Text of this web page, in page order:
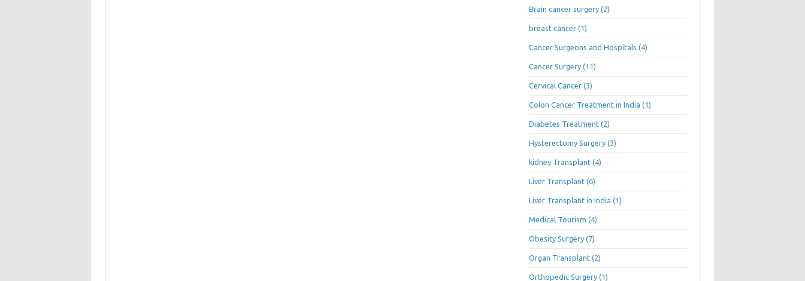
Brain cancer surgery(2)
breast cancer(1)
Cancer Surgeons and Hospitals (4)
Cancer Surgery(11)
Cervical Cancer(3)
Colon Cancer Treatment in India (1)
Diabetes Treatment(2)
Hysterectomy Surgery(3)
kidney Transplant(4)
Liver Transplant(6)
Liver Transplant in India (1)
Medical Tourism (4)
Obesity Surgery(7)
Organ Transplant(2)
Orthopedic Surgery(1)